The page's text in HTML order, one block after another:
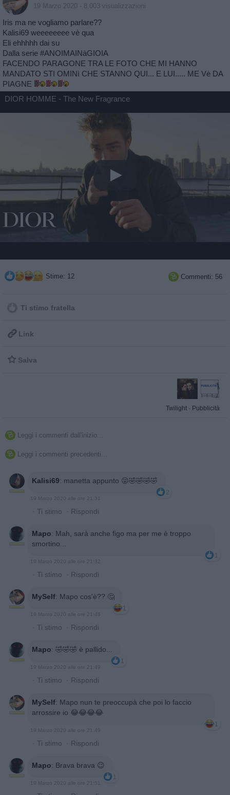
19 Marzo 2020 - 8.003 visualizzazioni
Iris ma ne vogliamo parlare??
Kalisi69 weeeeeeee vè qua
Eli ehhhhh dai su
Dalla serie #ANOIMAINàGIOIA
FACENDO PARAGONE TRA LE FOTO CHE MI HANNO
MANDATO STI OMINì CHE STANNO QUI... E LUI..... ME Vè DA
PIAGNE
DIOR HOMME - The New Fragrance
Stime: 12  Commenti: 56
Ti stimo fratella
 Link
 Salva
Twilight · Pubblicità
 Leggi i commenti dall'inizio...
 Leggi i commenti precedenti...
Kalisi69: manetta appunto 😜🤣🤣🤣🤣
2
19 Marzo 2020 alle ore 21:31
· Ti stimo · Rispondi
Mapo: Mah, sarà anche figo ma per me è troppo
smortino...
1
19 Marzo 2020 alle ore 21:32
· Ti stimo · Rispondi
MySelf: Mapo cos'è?? 🤔
1
19 Marzo 2020 alle ore 21:48
· Ti stimo · Rispondi
Mapo: 🤣🤣🤣 è pallido...
1
19 Marzo 2020 alle ore 21:49
· Ti stimo · Rispondi
MySelf: Mapo nun te preoccupà che poi lo faccio
arrossire io 😂😂😂😂
1
19 Marzo 2020 alle ore 21:49
· Ti stimo · Rispondi
Mapo: Brava brava 😉
1
19 Marzo 2020 alle ore 21:51